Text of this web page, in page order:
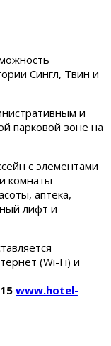
Сингл, Твин и
и
парковой зоне на
с элементами
комнаты
аптека,
лифт и
(Wi-Fi) и
www.hotel-